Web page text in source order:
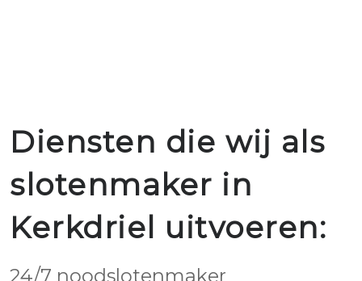
Diensten die wij als
slotenmaker in
Kerkdriel uitvoeren:
24/7 noodslotenmaker